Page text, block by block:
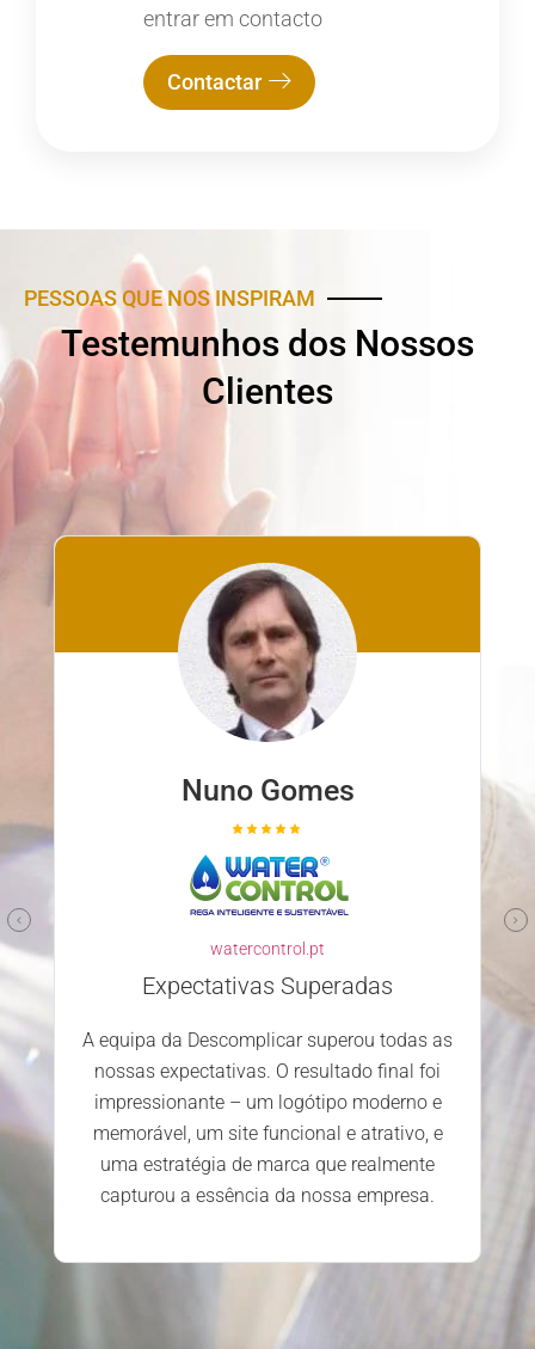
entrar em contacto
Contactar
PESSOAS QUE NOS INSPIRAM
Testemunhos dos Nossos
Clientes
Nuno Gomes
watercontrol.pt
Expectativas Superadas
A equipa da Descomplicar superou todas as
nossas expectativas. O resultado final foi
impressionante – um logótipo moderno e
memorável, um site funcional e atrativo, e
uma estratégia de marca que realmente
capturou a essência da nossa empresa.